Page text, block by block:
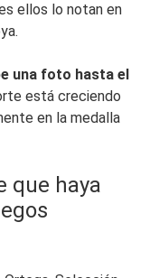
ellos lo notan en
una foto hasta el
está creciendo
en la medalla
que haya